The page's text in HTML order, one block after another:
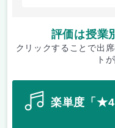
評価は授業
クリックすることで出
ト
楽単度「★4